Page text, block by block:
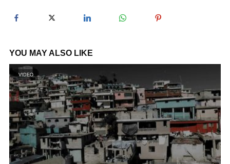
y
i
d
e
YOU MAY ALSO LIKE
VIDEO